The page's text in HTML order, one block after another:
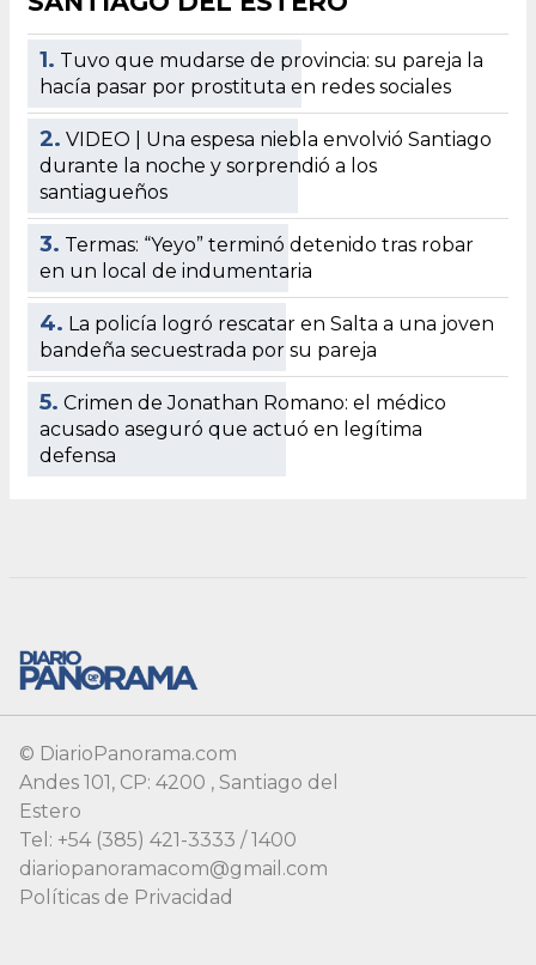
1. Tuvo que mudarse de provincia: su pareja la
hacía pasar por prostituta en redes sociales
2. VIDEO | Una espesa niebla envolvió Santiago
durante la noche y sorprendió a los
santiagueños
3. Termas: “Yeyo” terminó detenido tras robar
en un local de indumentaria
4. La policía logró rescatar en Salta a una joven
bandeña secuestrada por su pareja
5. Crimen de Jonathan Romano: el médico
acusado aseguró que actuó en legítima
defensa
© DiarioPanorama.com
Andes 101, CP: 4200 , Santiago del
Estero
Tel: +54 (385) 421-3333 / 1400
diariopanoramacom@gmail.com
Políticas de Privacidad